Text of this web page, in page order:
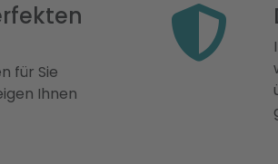
für Sie
Ihnen